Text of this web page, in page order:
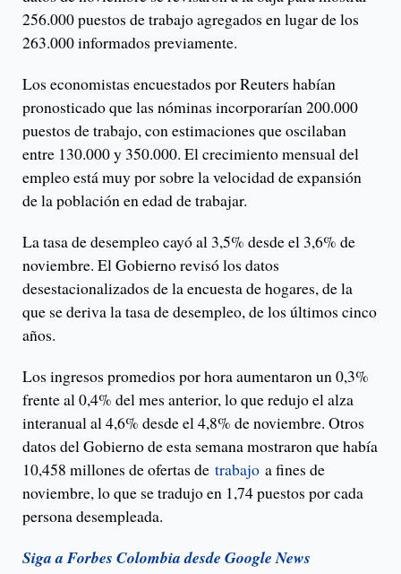
256.000 puestos de trabajo agregados en lugar de los
263.000 informados previamente.
Los economistas encuestados por Reuters habían
pronosticado que las nóminas incorporarían 200.000
puestos de trabajo, con estimaciones que oscilaban
entre 130.000 y 350.000. El crecimiento mensual del
empleo está muy por sobre la velocidad de expansión
de la población en edad de trabajar.
La tasa de desempleo cayó al 3,5% desde el 3,6% de
noviembre. El Gobierno revisó los datos
desestacionalizados de la encuesta de hogares, de la
que se deriva la tasa de desempleo, de los últimos cinco
años.
Los ingresos promedios por hora aumentaron un 0,3%
frente al 0,4% del mes anterior, lo que redujo el alza
interanual al 4,6% desde el 4,8% de noviembre. Otros
datos del Gobierno de esta semana mostraron que había
10,458 millones de ofertas de trabajo a fines de
noviembre, lo que se tradujo en 1,74 puestos por cada
persona desempleada.
Siga a Forbes Colombia desde Google News